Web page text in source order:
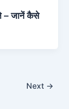
– जानें कैसे
Next →